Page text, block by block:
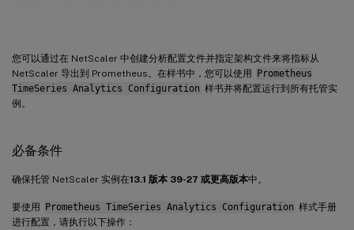
您可以通过在 NetScaler 中创建分析配置文件并指定架构文件来将指标从
NetScaler 导出到 Prometheus。在样书中，您可以使用 Prometheus
TimeSeries Analytics Configuration 样书并将配置运行到所有托管实
例。
必备条件
确保托管 NetScaler 实例在13.1 版本 39-27 或更高版本中。
要使用 Prometheus TimeSeries Analytics Configuration 样式手册
进行配置，请执行以下操作：